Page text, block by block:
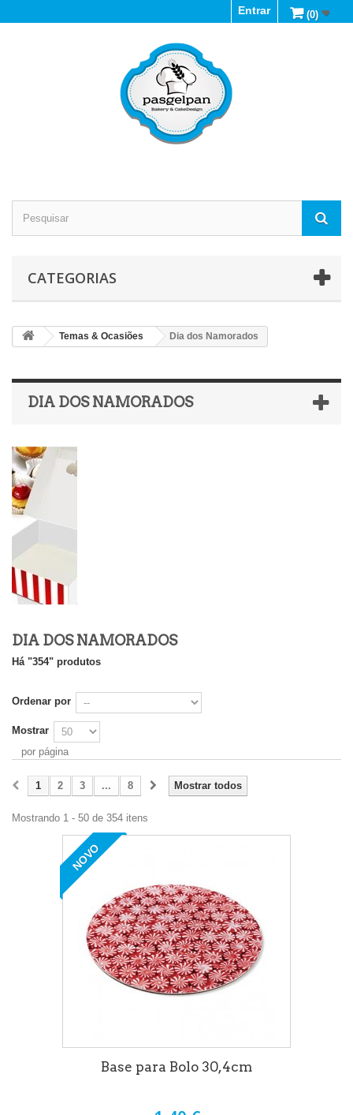
(0)
Entrar
CATEGORIAS
Temas & Ocasiões Dia dos Namorados
DIA DOS NAMORADOS
DIA DOS NAMORADOS
Há "354" produtos
Ordenar por
Mostrar
por página
Mostrar todos
1 2 3 ... 8
Mostrando 1 - 50 de 354 itens
NOVO
Base para Bolo 30,4cm